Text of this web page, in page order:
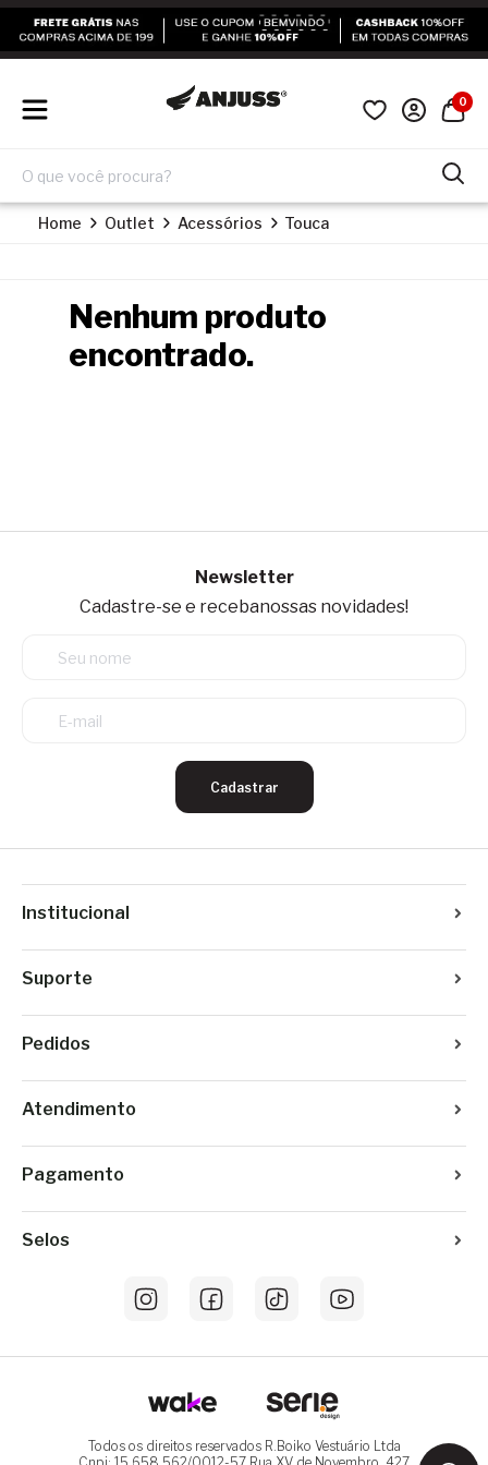
0
Home Outlet Acessórios Touca
Nenhum produto
encontrado.
Newsletter
Cadastre-se e recebanossas novidades!
Cadastrar
Institucional
Suporte
Pedidos
Atendimento
Pagamento
Selos
Todos os direitos reservados R.Boiko Vestuário Ltda